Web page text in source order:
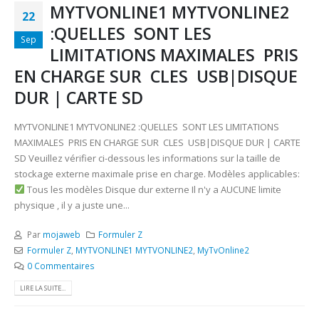
22
Sep
MYTVONLINE1 MYTVONLINE2
:QUELLES SONT LES
LIMITATIONS MAXIMALES PRIS
EN CHARGE SUR CLES USB|DISQUE
DUR | CARTE SD
MYTVONLINE1 MYTVONLINE2 :QUELLES SONT LES LIMITATIONS
MAXIMALES PRIS EN CHARGE SUR CLES USB|DISQUE DUR | CARTE
SD Veuillez vérifier ci-dessous les informations sur la taille de
stockage externe maximale prise en charge. Modèles applicables:
Tous les modèles Disque dur externe Il n'y a AUCUNE limite
physique , il y a juste une...
Par mojaweb
Formuler Z
Formuler Z, MYTVONLINE1 MYTVONLINE2 MyTvOnline2
0 Commentaires
LIRE LA SUITE...